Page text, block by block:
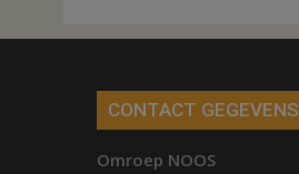
CONTACT GEGEVENS
Omroep NOOS